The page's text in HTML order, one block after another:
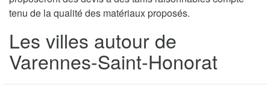
tenu de la qualité des matériaux proposés.
Les villes autour de
Varennes-Saint-Honorat